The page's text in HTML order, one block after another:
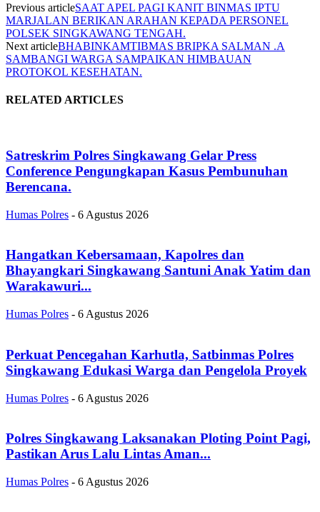
Previous articleSAAT APEL PAGI KANIT BINMAS IPTU
MARJALAN BERIKAN ARAHAN KEPADA PERSONEL
POLSEK SINGKAWANG TENGAH.
Next articleBHABINKAMTIBMAS BRIPKA SALMAN .A
SAMBANGI WARGA SAMPAIKAN HIMBAUAN
PROTOKOL KESEHATAN.
RELATED ARTICLES
Satreskrim Polres Singkawang Gelar Press
Conference Pengungkapan Kasus Pembunuhan
Berencana.
Humas Polres - 6 Agustus 2026
Hangatkan Kebersamaan, Kapolres dan
Bhayangkari Singkawang Santuni Anak Yatim dan
Warakawuri...
Humas Polres - 6 Agustus 2026
Perkuat Pencegahan Karhutla, Satbinmas Polres
Singkawang Edukasi Warga dan Pengelola Proyek
Humas Polres - 6 Agustus 2026
Polres Singkawang Laksanakan Ploting Point Pagi,
Pastikan Arus Lalu Lintas Aman...
Humas Polres - 6 Agustus 2026